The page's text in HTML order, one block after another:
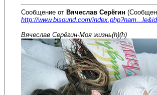
Сообщение от Вячеслав Серёгин
http://www.bisound.com/
Вячеслав Серёгин-Моя жизнь(h)(h)